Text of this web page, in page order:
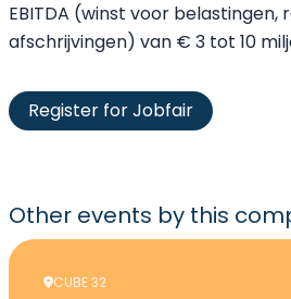
EBITDA (winst voor belastingen,
afschrijvingen) van € 3 tot 10
Register for Jobfair
Other events by this
CUBE 32